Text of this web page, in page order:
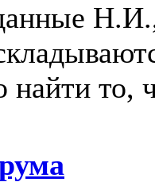
найти то,